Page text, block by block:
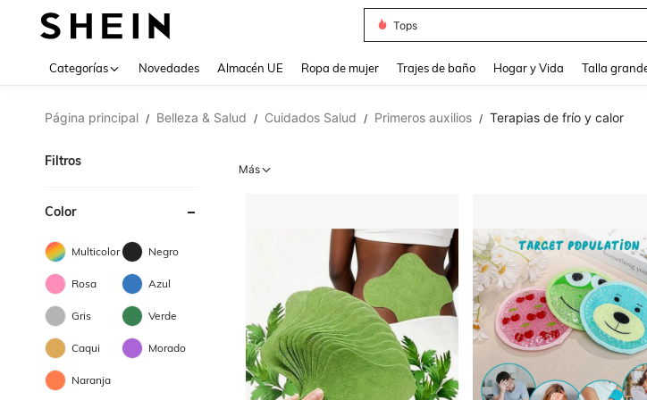
Tops
Categorías Novedades Almacén UE Ropa de mujer Trajes de baño Hogar y Vida Talla
Página principal / Belleza & Salud / Cuidados Salud / Primeros auxilios / Terapias de frío y calor
Filtros
Color
Multicolor Negro
Rosa Azul
Gris Verde
Caqui Morado
Naranja
Más